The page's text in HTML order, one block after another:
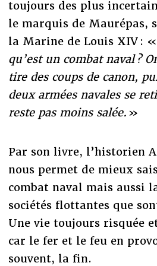
toujours des plus
le marquis de Maurépas,
la Marine de Louis XIV : «
qu’est un combat naval ?
tire des coups de canon,
deux armées navales se
reste pas moins salée. »
Par son livre, l’historien
nous permet de mieux
combat naval mais aussi
sociétés flottantes que
Une vie toujours risquée
car le fer et le feu en
souvent, la fin.